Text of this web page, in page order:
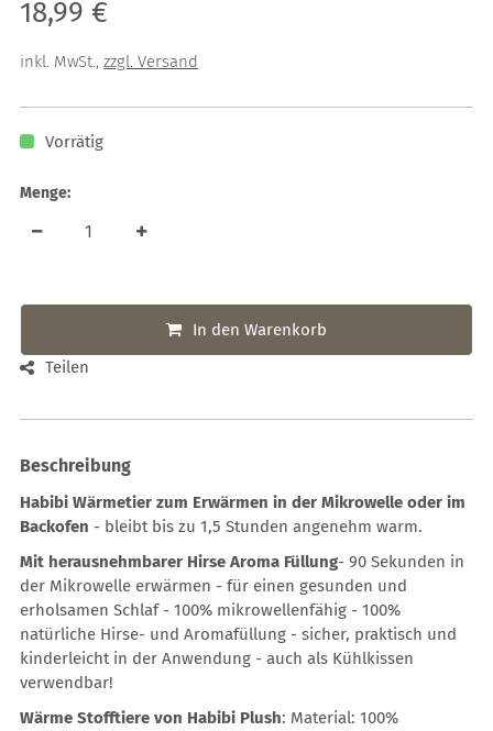
Verkaufspreis: 18,99 €
18,99 €
inkl. MwSt.,zzgl. Versand
Vorrätig
Menge:
In den Warenkorb
Teilen
Beschreibung
Habibi Wärmetier zum Erwärmen in der Mikrowelle oder im
Backofen - bleibt bis zu 1,5 Stunden angenehm warm.
Mit herausnehmbarer Hirse Aroma Füllung- 90 Sekunden in
der Mikrowelle erwärmen - für einen gesunden und
erholsamen Schlaf - 100% mikrowellenfähig - 100%
natürliche Hirse- und Aromafüllung - sicher, praktisch und
kinderleicht in der Anwendung - auch als Kühlkissen
verwendbar!
Wärme Stofftiere von Habibi Plush: Material: 100%